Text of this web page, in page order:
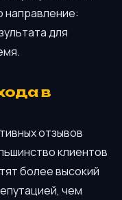
направление:
для
в
отзывов
клиентов
более высокий
чем